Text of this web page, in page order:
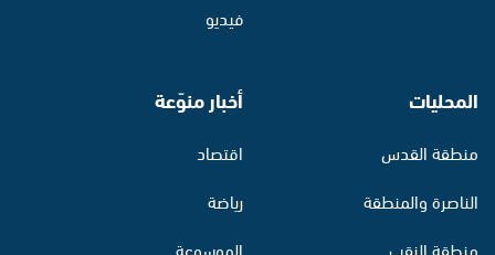
فيديو
المحليات
منطقة القدس
الناصرة والمنطقة
أخبار منوّعة
اقتصاد
رياضة